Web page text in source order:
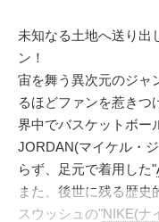
未知なる土地へ送り出
ン！
宙を舞う異次元のジャ
るほどファンを惹きつ
界中でバスケットボー
JORDAN(マイケル・
らず、足元で着用した"
また、後世に残る歴史
スウッシュの"NIKE(ナ